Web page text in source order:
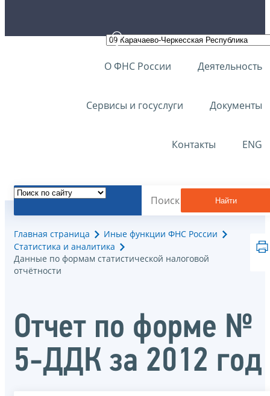
О ФНС России Деятельность
Сервисы и госуслуги Документы
Контакты ENG
Найти
Главная страница
Иные функции ФНС России
Статистика и аналитика
Данные по формам статистической налоговой
отчётности
Отчет по форме №
5-ДДК за 2012 год